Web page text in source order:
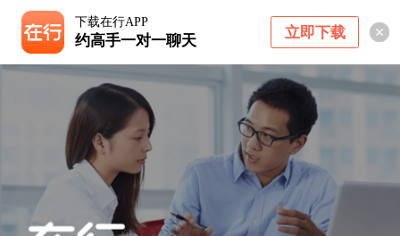
下载在行APP
约高手一对一聊天 立即下载